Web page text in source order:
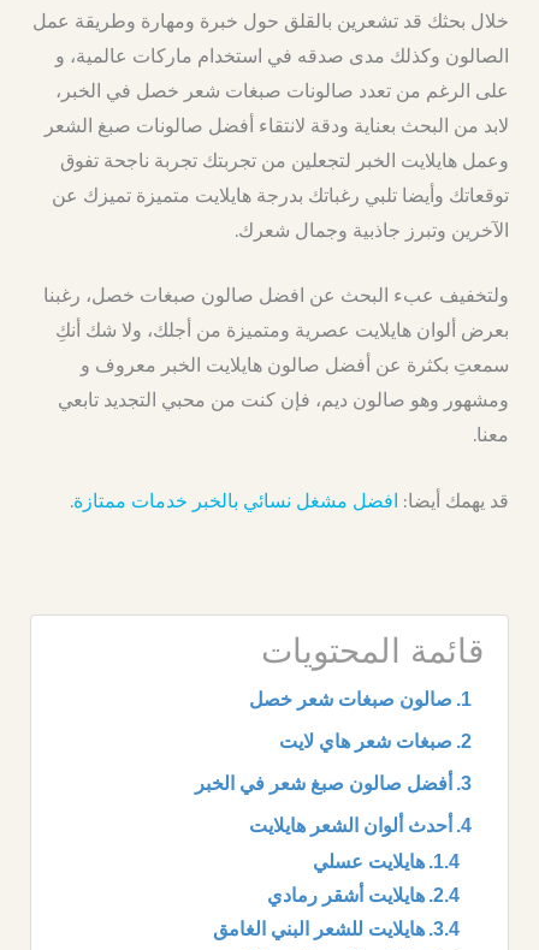
خلال بحثك قد تشعرين بالقلق حول خبرة ومهارة وطريقة عمل
الصالون وكذلك مدى صدقه في استخدام ماركات عالمية، و
على الرغم من تعدد صالونات صبغات شعر خصل في الخبر،
لابد من البحث بعناية ودقة لانتقاء أفضل صالونات صبغ الشعر
وعمل هايلايت الخبر لتجعلين من تجربتك تجربة ناجحة تفوق
توقعاتك وأيضا تلبي رغباتك بدرجة هايلايت متميزة تميزك عن
الآخرين وتبرز جاذبية وجمال شعرك.
ولتخفيف عبء البحث عن افضل صالون صبغات خصل، رغبنا
بعرض ألوان هايلايت عصرية ومتميزة من أجلك، ولا شك أنكِ
سمعتِ بكثرة عن أفضل صالون هايلايت الخبر معروف و
ومشهور وهو صالون ديم، فإن كنت من محبي التجديد تابعي
معنا.
قد يهمك أيضا: افضل مشغل نسائي بالخبر خدمات ممتازة.
قائمة المحتويات
صالون صبغات شعر خصل
صبغات شعر هاي لايت
أفضل صالون صبغ شعر في الخبر
أحدث ألوان الشعر هايلايت
هايلايت عسلي
هايلايت أشقر رمادي
هايلايت للشعر البني الغامق